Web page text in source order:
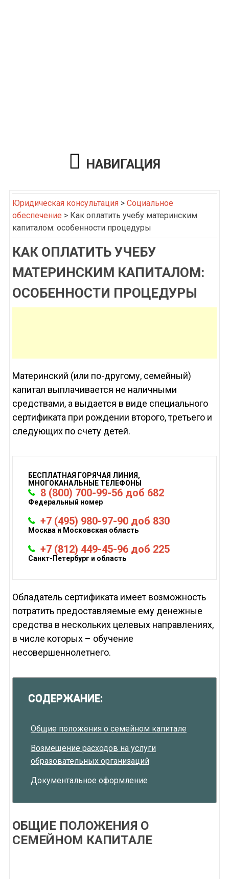
НАВИГАЦИЯ
Юридическая консультация> Социальное
обеспечение > Как оплатить учебу материнским
капиталом: особенности процедуры
КАК ОПЛАТИТЬ УЧЕБУ
МАТЕРИНСКИМ КАПИТАЛОМ:
ОСОБЕННОСТИ ПРОЦЕДУРЫ
Материнский (или по-другому, семейный)
капитал выплачивается не наличными
средствами, а выдается в виде специального
сертификата при рождении второго, третьего и
следующих по счету детей.
БЕСПЛАТНАЯ ГОРЯЧАЯ ЛИНИЯ,
МНОГОКАНАЛЬНЫЕ ТЕЛЕФОНЫ
8 (800) 700-99-56 доб 682
Федеральный номер
+7 (495) 980-97-90 доб 830
Москва и Московская область
+7 (812) 449-45-96 доб 225
Санкт-Петербург и область
Обладатель сертификата имеет возможность
потратить предоставляемые ему денежные
средства в нескольких целевых направлениях,
в числе которых – обучение
несовершеннолетнего.
СОДЕРЖАНИЕ:
Общие положения о семейном капитале
Возмещение расходов на услуги
образовательных организаций
Документальное оформление
ОБЩИЕ ПОЛОЖЕНИЯ О
СЕМЕЙНОМ КАПИТАЛЕ